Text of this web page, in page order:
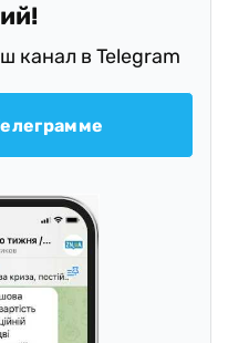
канал в Telegram